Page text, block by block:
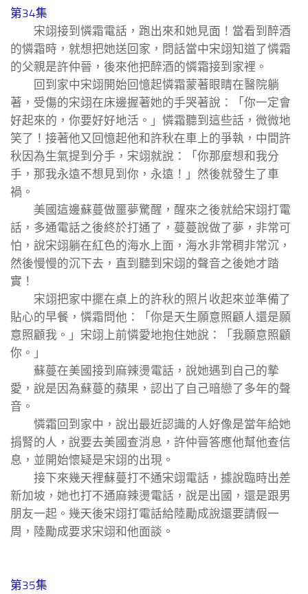
第34集
宋翊接到憐霜電話，跑出來和她見面！當看到醉酒
的憐霜時，就想把她送回家，問話當中宋翊知道了憐霜
的父親是許仲晉，後來他把醉酒的憐霜接到家裡。
回到家中宋翊開始回憶起憐霜蒙著眼睛在醫院躺
著，受傷的宋翊在床邊握著她的手哭著說：「你一定會
好起來的，你要好好地活。」憐霜聽到這些話，微微地
笑了！接著他又回憶起他和許秋在車上的爭執，中間許
秋因為生氣提到分手，宋翊就說：「你那麼想和我分
手，那我永遠不想見到你，永遠！」然後就發生了車
禍。
美國這邊蘇蔓做噩夢驚醒，醒來之後就給宋翊打電
話，多通電話之後終於打通了，蔓蔓說做了夢，非常可
怕，說宋翊躺在紅色的海水上面，海水非常稠非常沉，
然後慢慢的沉下去，直到聽到宋翊的聲音之後她才踏
實！
宋翊把家中擺在桌上的許秋的照片收起來並準備了
貼心的早餐，憐霜問他：「你是天生願意照顧人還是願
意照顧我。」宋翊上前憐愛地抱住她說：「我願意照顧
你。」
蘇蔓在美國接到麻辣燙電話，說她遇到自己的摯
愛，說是因為蘇蔓的蘋果，認出了自己暗戀了多年的聲
音。
憐霜回到家中，說出最近認識的人好像是當年給她
捐腎的人，說要去美國查消息，許仲晉答應他幫他查信
息，並開始懷疑是宋翊的出現。
接下來幾天裡蘇蔓打不通宋翊電話，據說臨時出差
新加坡，她也打不通麻辣燙電話，說是出國，還是跟男
朋友一起。幾天後宋翊打電話給陸勵成說還要請假一
周，陸勵成要求宋翊和他面談。
第35集